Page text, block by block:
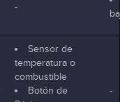
-
Sensor de
temperatura o
combustible
Botón de
-